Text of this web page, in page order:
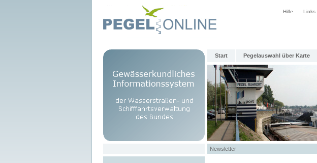
Hilfe Links
Start Pegelauswahl über Karte
Newsletter